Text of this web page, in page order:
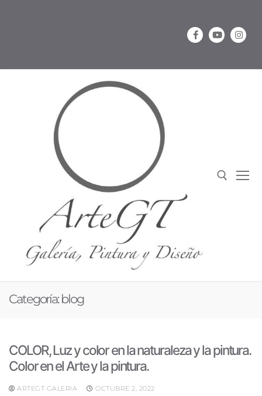
Categoría:blog
COLOR, Luz y color en la naturaleza y la pintura.
Color en el Arte y la pintura.
ARTEGT GALERIA
OCTUBRE 2, 2022